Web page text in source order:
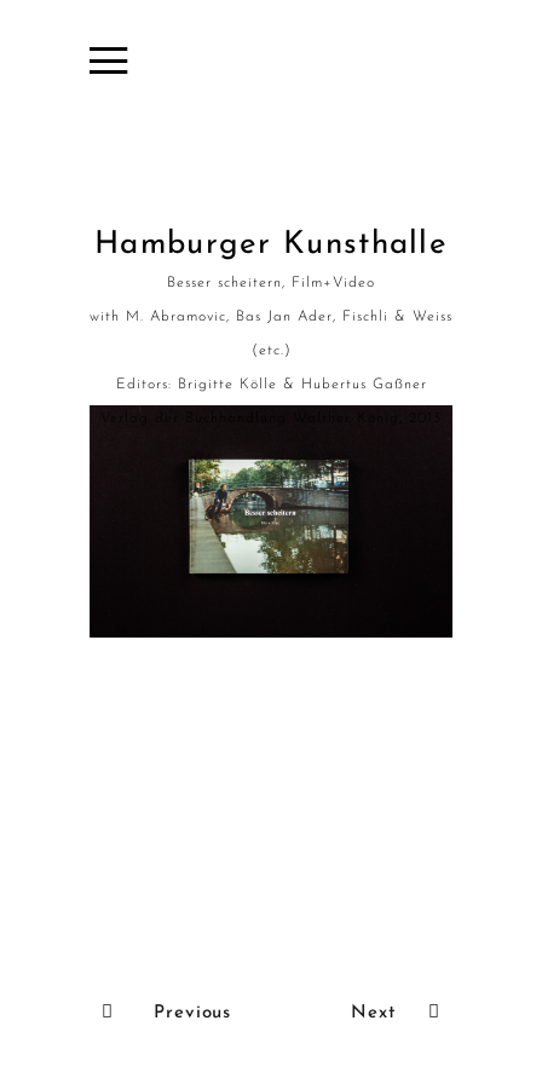
Hamburger Kunsthalle
Besser scheitern, Film+Video
with M. Abramovic, Bas Jan Ader, Fischli & Weiss
(etc.)
Editors: Brigitte Kölle & Hubertus Gaßner
Previous Next